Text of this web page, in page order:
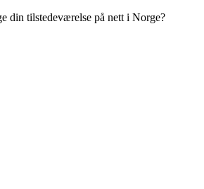
din tilstedeværelse på nett i Norge?